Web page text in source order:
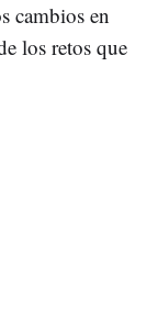
cambios en
los retos que